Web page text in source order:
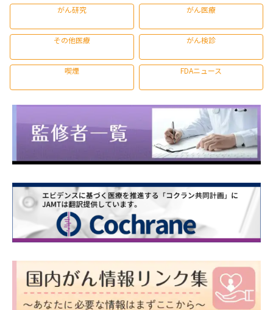
がん研究 がん医療
その他医療 がん検診
喫煙 FDAニュース